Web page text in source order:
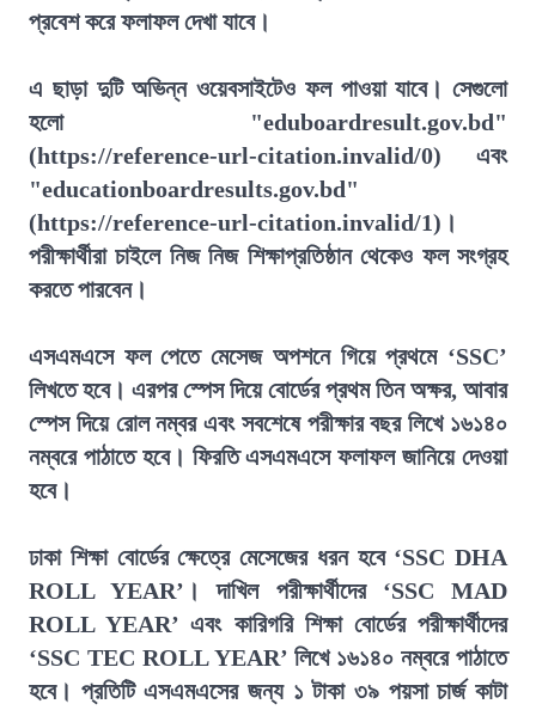
প্রবেশ করে ফলাফল দেখা যাবে।
এ ছাড়া দুটি অভিন্ন ওয়েবসাইটেও ফল পাওয়া যাবে। সেগুলো
হলো "eduboardresult.gov.bd"
(https://reference-url-citation.invalid/0) এবং
"educationboardresults.gov.bd"
(https://reference-url-citation.invalid/1)।
পরীক্ষার্থীরা চাইলে নিজ নিজ শিক্ষাপ্রতিষ্ঠান থেকেও ফল সংগ্রহ
করতে পারবেন।
এসএমএসে ফল পেতে মেসেজ অপশনে গিয়ে প্রথমে ‘SSC’
লিখতে হবে। এরপর স্পেস দিয়ে বোর্ডের প্রথম তিন অক্ষর, আবার
স্পেস দিয়ে রোল নম্বর এবং সবশেষে পরীক্ষার বছর লিখে ১৬১৪০
নম্বরে পাঠাতে হবে। ফিরতি এসএমএসে ফলাফল জানিয়ে দেওয়া
হবে।
ঢাকা শিক্ষা বোর্ডের ক্ষেত্রে মেসেজের ধরন হবে ‘SSC DHA
ROLL YEAR’। দাখিল পরীক্ষার্থীদের ‘SSC MAD
ROLL YEAR’ এবং কারিগরি শিক্ষা বোর্ডের পরীক্ষার্থীদের
‘SSC TEC ROLL YEAR’ লিখে ১৬১৪০ নম্বরে পাঠাতে
হবে। প্রতিটি এসএমএসের জন্য ১ টাকা ৩৯ পয়সা চার্জ কাটা